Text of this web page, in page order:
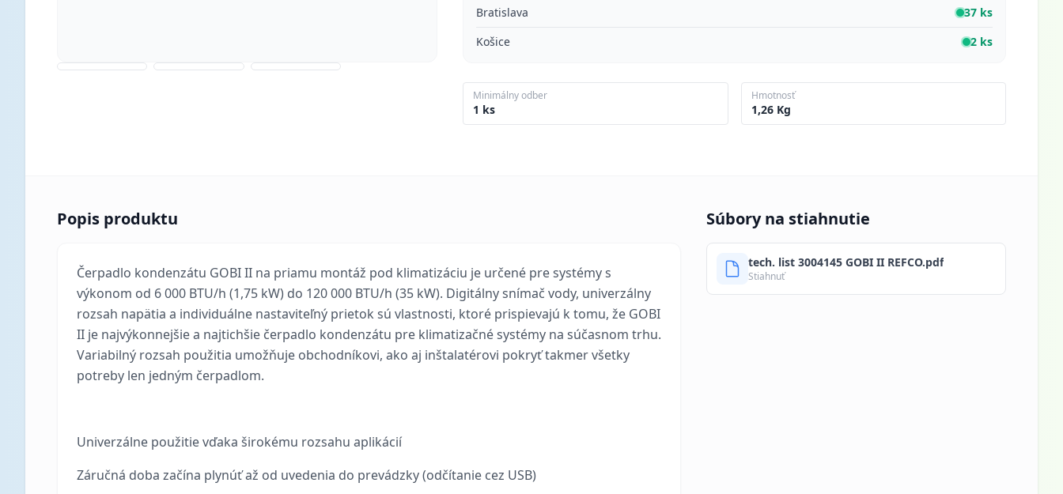
Bratislava
37 ks
Košice
2 ks
Minimálny odber
1 ks
Hmotnosť
1,26 Kg
Popis produktu
Čerpadlo kondenzátu GOBI II na priamu montáž pod klimatizáciu je určené pre systémy s
výkonom od 6 000 BTU/h (1,75 kW) do 120 000 BTU/h (35 kW). Digitálny snímač vody, univerzálny
rozsah napätia a individuálne nastaviteľný prietok sú vlastnosti, ktoré prispievajú k tomu, že GOBI
II je najvýkonnejšie a najtichšie čerpadlo kondenzátu pre klimatizačné systémy na súčasnom trhu.
Variabilný rozsah použitia umožňuje obchodníkovi, ako aj inštalatérovi pokryť takmer všetky
potreby len jedným čerpadlom.
Univerzálne použitie vďaka širokému rozsahu aplikácií
Záručná doba začína plynúť až od uvedenia do prevádzky (odčítanie cez USB)
Súbory na stiahnutie
tech. list 3004145 GOBI II REFCO.pdf
Stiahnuť